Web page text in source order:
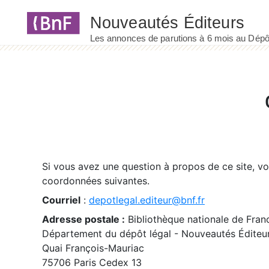
Si vous avez une question à propos de ce site,
coordonnées suivantes.
Courriel : depotlegal.editeur@bnf.fr
Adresse postale : Bibliothèque nationale de
Département du dépôt légal - Nouveautés
Quai François-Mauriac
75706 Paris Cedex 13